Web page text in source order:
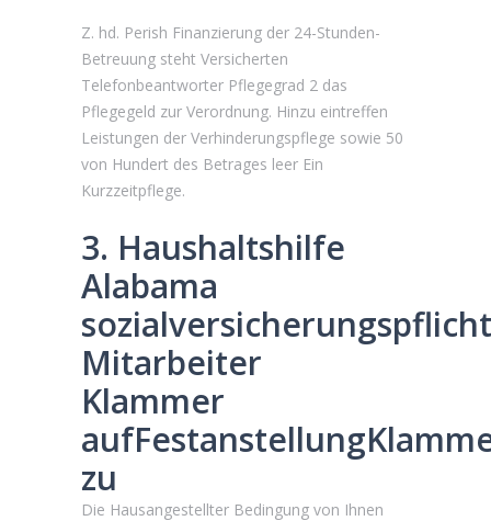
Z. hd. Perish Finanzierung der 24-Stunden-
Betreuung steht Versicherten
Telefonbeantworter Pflegegrad 2 das
Pflegegeld zur Verordnung. Hinzu eintreffen
Leistungen der Verhinderungspflege sowie 50
von Hundert des Betrages leer Ein
Kurzzeitpflege.
3. Haushaltshilfe
Alabama
Mitarbeiter
Klammer
zu
Die Hausangestellter Bedingung von Ihnen